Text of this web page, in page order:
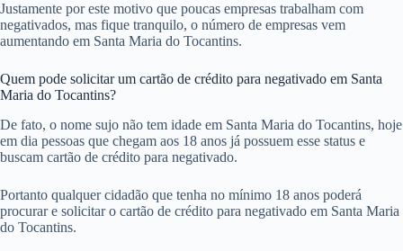
Justamente por este motivo que poucas empresas trabalham com
negativados, mas fique tranquilo, o número de empresas vem
aumentando em Santa Maria do Tocantins.
Quem pode solicitar um cartão de crédito para negativado em Santa
Maria do Tocantins?
De fato, o nome sujo não tem idade em Santa Maria do Tocantins, hoje
em dia pessoas que chegam aos 18 anos já possuem esse status e
buscam cartão de crédito para negativado.
Portanto qualquer cidadão que tenha no mínimo 18 anos poderá
procurar e solicitar o cartão de crédito para negativado em Santa Maria
do Tocantins.